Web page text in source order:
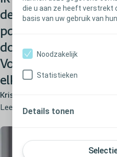
die u aan ze heeft verstrekt
basis van uw gebruik van
Noodzakelijk
Statistieken
Details tonen
de ziekte
past zich zo goed
doorhad dat er
Voor mij was het
elke halfuur naar
Kristoffer
Leeft met MS